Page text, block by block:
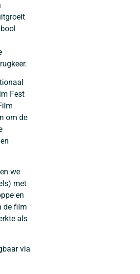
Fest
om de
we
met
en
de film
als
via